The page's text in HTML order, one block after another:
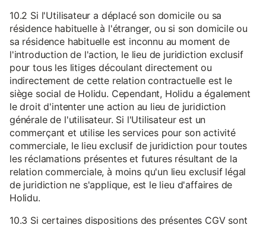
10.2 Si l'Utilisateur a déplacé son domicile ou sa
résidence habituelle à l'étranger, ou si son domicile ou
sa résidence habituelle est inconnu au moment de
l'introduction de l'action, le lieu de juridiction exclusif
pour tous les litiges découlant directement ou
indirectement de cette relation contractuelle est le
siège social de Holidu. Cependant, Holidu a également
le droit d'intenter une action au lieu de juridiction
générale de l'utilisateur. Si l'Utilisateur est un
commerçant et utilise les services pour son activité
commerciale, le lieu exclusif de juridiction pour toutes
les réclamations présentes et futures résultant de la
relation commerciale, à moins qu'un lieu exclusif légal
de juridiction ne s'applique, est le lieu d'affaires de
Holidu.
10.3 Si certaines dispositions des présentes CGV sont